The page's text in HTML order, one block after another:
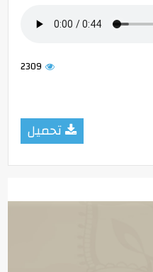
2309
تحميل